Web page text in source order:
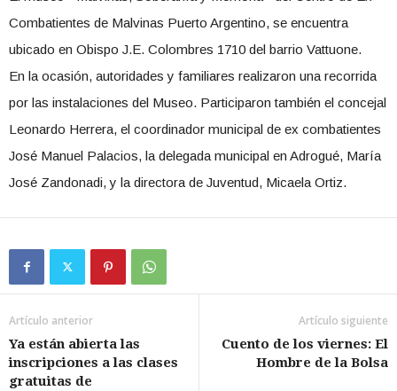
Combatientes de Malvinas Puerto Argentino, se encuentra
ubicado en Obispo J.E. Colombres 1710 del barrio Vattuone.
En la ocasión, autoridades y familiares realizaron una recorrida
por las instalaciones del Museo. Participaron también el concejal
Leonardo Herrera, el coordinador municipal de ex combatientes
José Manuel Palacios, la delegada municipal en Adrogué, María
José Zandonadi, y la directora de Juventud, Micaela Ortiz.
Artículo anterior
Ya están abierta las
inscripciones a las clases
gratuitas de
Artículo siguiente
Cuento de los viernes: El
Hombre de la Bolsa